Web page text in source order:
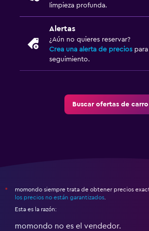
limpieza profunda.
Alertas
¿Aún no quieres reservar?
Crea una alerta de precios
seguimiento.
Buscar ofertas de carro
*
momondo siempre trata de obtener precios
los precios no están garantizados.
Esta es la razón:
momondo no es el vendedor.